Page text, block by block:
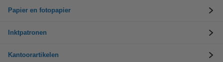
Papier en fotopapier
Inktpatronen
Kantoorartikelen